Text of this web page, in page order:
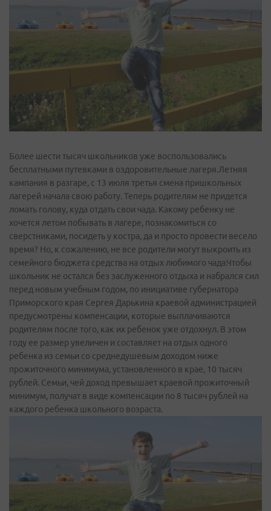
Более шести тысяч школьников уже воспользовались
бесплатными путевками в оздоровительные лагеря.Летняя
кампания в разгаре, с 13 июля третья смена пришкольных
лагерей начала свою работу. Теперь родителям не придется
ломать голову, куда отдать свои чада. Какому ребенку не
хочется летом побывать в лагере, познакомиться со
сверстниками, посидеть у костра, да и просто провести весело
время? Но, к сожалению, не все родители могут выкроить из
семейного бюджета средства на отдых любимого чада.Чтобы
школьник не остался без заслуженного отдыха и набрался сил
перед новым учебным годом, по инициативе губернатора
Приморского края Сергея Дарькина краевой администрацией
предусмотрены компенсации, которые выплачиваются
родителям после того, как их ребенок уже отдохнул. В этом
году ее размер увеличен и составляет на отдых одного
ребенка из семьи со среднедушевым доходом ниже
прожиточного минимума, установленного в крае, 10 тысяч
рублей. Семьи, чей доход превышает краевой прожиточный
минимум, получат в виде компенсации по 8 тысяч рублей на
каждого ребенка школьного возраста.